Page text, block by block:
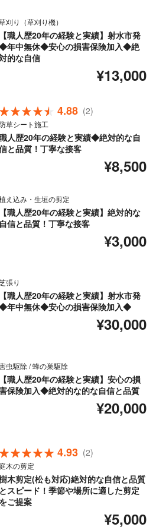
刈り（草刈り機）
【職人歴20年の経験と実績】射水市発
年中無休◆安心の損害保険加入◆絶
的な自信
¥13,000
4.88 (2)
草シート施工
人歴20年の経験と実績◆絶対的な自
と品質！丁寧な接客
¥8,500
え込み・生垣の剪定
【職人歴20年の経験と実績】絶対的な
自信と品質！丁寧な接客
¥3,000
張り
【職人歴20年の経験と実績】射水市発
年中無休◆安心の損害保険加入◆
¥30,000
虫駆除 / 蜂の巣駆除
【職人歴20年の経験と実績】安心の損
保険加入◆絶対的な的な自信と品質
¥20,000
4.93 (2)
庭木の剪定
木剪定(松も対応)絶対的な自信と品質
とスピード！季節や場所に適した剪定
をご提案
¥5,000